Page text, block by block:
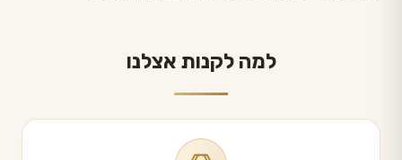
למה לקנות אצלנו